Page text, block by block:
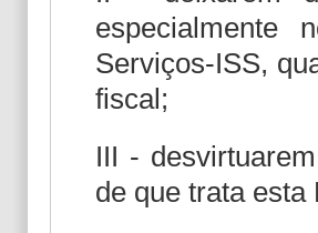
Serviços-ISS,
fiscal;
III -
de que trata esta